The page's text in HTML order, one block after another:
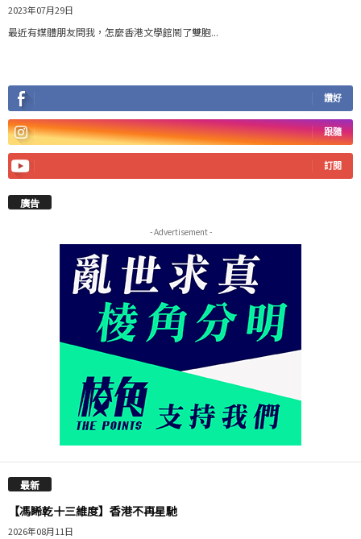
2023年07月29日
最近有媒體朋友問我，怎麼香港文學館鬧了雙胞...
讚好
跟隨
訂閱
廣告
- Advertisement -
最新
【馮睎乾十三維度】香港不再星馳
2026年08月11日